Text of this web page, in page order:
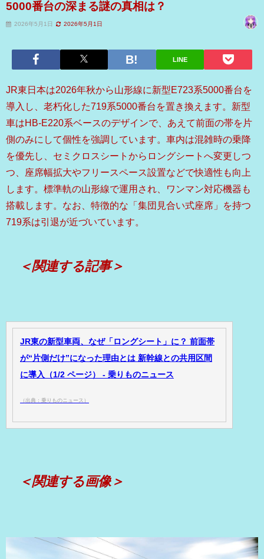
5000番台の深まる謎の真相は？
2026年5月1日 2026年5月1日
LINE
JR東日本は2026年秋から山形線に新型E723系5000番台を
導入し、老朽化した719系5000番台を置き換えます。新型
車はHB-E220系ベースのデザインで、あえて前面の帯を片
側のみにして個性を強調しています。車内は混雑時の乗降
を優先し、セミクロスシートからロングシートへ変更しつ
つ、座席幅拡大やフリースペース設置などで快適性も向上
します。標準軌の山形線で運用され、ワンマン対応機器も
搭載します。なお、特徴的な「集団見合い式座席」を持つ
719系は引退が近づいています。
＜関連する記事＞
JR東の新型車両、なぜ「ロングシート」に？ 前面帯
が“片側だけ”になった理由とは 新幹線との共用区間
に導入（1/2 ページ） - 乗りものニュース
（出典：乗りものニュース）
＜関連する画像＞